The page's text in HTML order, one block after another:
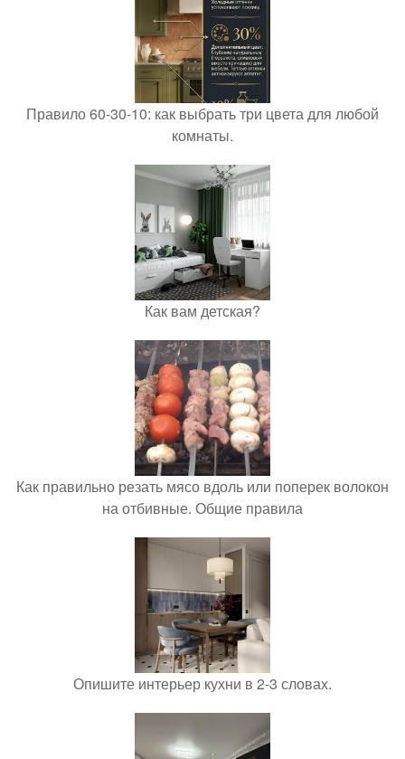
Правило 60-30-10: как выбрать три цвета для любой
комнаты.
Как вам детская?
Как правильно резать мясо вдоль или поперек волокон
на отбивные. Общие правила
Опишите интерьер кухни в 2-3 словах.